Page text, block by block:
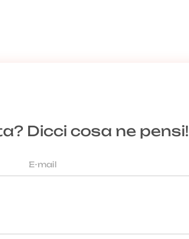
Dicci cosa ne pensi!